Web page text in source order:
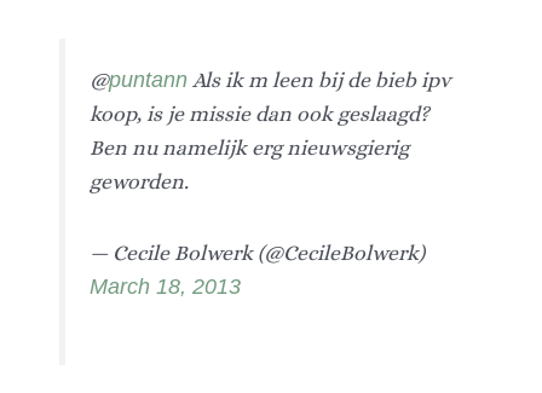
@puntann Als ik m leen bij de bieb ipv
koop, is je missie dan ook geslaagd?
Ben nu namelijk erg nieuwsgierig
geworden.
— Cecile Bolwerk (@CecileBolwerk)
March 18, 2013